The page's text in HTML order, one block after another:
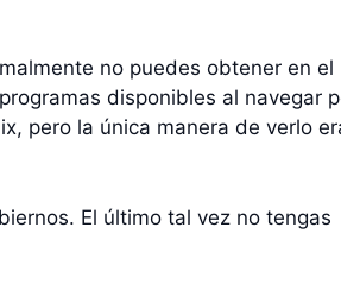
no puedes obtener en el
disponibles al navegar
pero la única manera de verlo
El último tal vez no tengas